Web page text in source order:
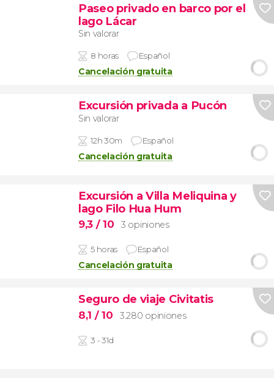
Paseo privado en barco por el
lago Lácar
Sin valorar
8 horas Español
Cancelación gratuita
Excursión privada a Pucón
Sin valorar
12h 30m Español
Cancelación gratuita
Excursión a Villa Meliquina y
lago Filo Hua Hum
9,3 / 10 3 opiniones
5 horas Español
Cancelación gratuita
Seguro de viaje Civitatis
8,1 / 10 3.280 opiniones
3 - 31d